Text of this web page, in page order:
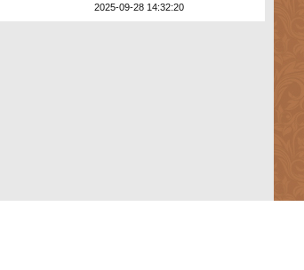
2025-09-28 14:32:20